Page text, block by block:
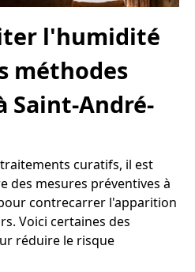
l'humidité
méthodes
Saint-André-
curatifs, il est
des mesures préventives à
contrecarrer l'apparition
Voici certaines des
réduire le risque